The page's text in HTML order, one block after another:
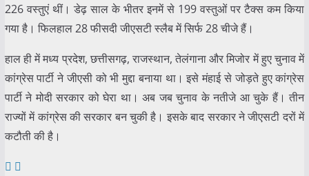
226 वस्तुएं थीं। डेढ़ साल के भीतर इनमें से 199 वस्तुओं पर टैक्स कम किया
गया है। फिलहाल 28 फीसदी जीएसटी स्लैब में सिर्फ 28 चीजे हैं।
हाल ही में मध्य प्रदेश, छत्तीसगढ़, राजस्थान, तेलंगाना और मिजोर में हुए चुनाव में
कांग्रेस पार्टी ने जीएसी को भी मुद्दा बनाया था। इसे मंहाई से जोड़ते हुए कांग्रेस
पार्टी ने मोदी सरकार को घेरा था। अब जब चुनाव के नतीजे आ चुके हैं। तीन
राज्यों में कांग्रेस की सरकार बन चुकी है। इसके बाद सरकार ने जीएसटी दरों में
कटौती की है।